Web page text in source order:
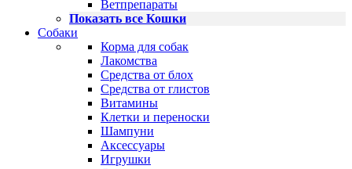
Ветпрепараты
Показать все Кошки
Собаки
Корма для собак
Лакомства
Средства от блох
Средства от глистов
Витамины
Клетки и переноски
Шампуни
Аксессуары
Игрушки